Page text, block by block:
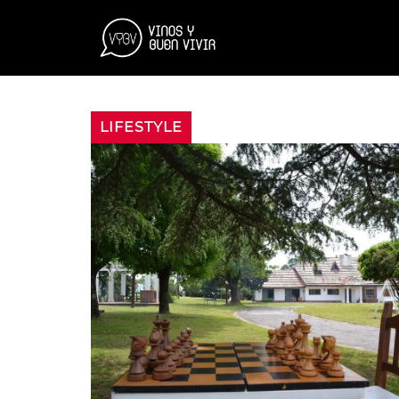
LIFESTYLE